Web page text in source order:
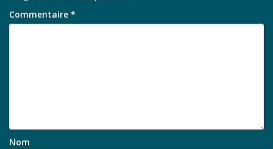
Commentaire *
Nom